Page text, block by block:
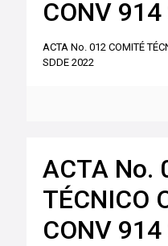
CONV
ACTA No. 012 COMITÉ
SDDE 2022
ACTA No.
TÉCNICO
CONV